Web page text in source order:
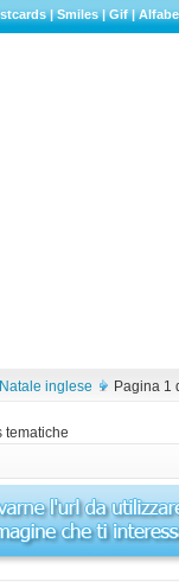
|Smiles|Gif|
Natale inglese Pagina 1
tematiche